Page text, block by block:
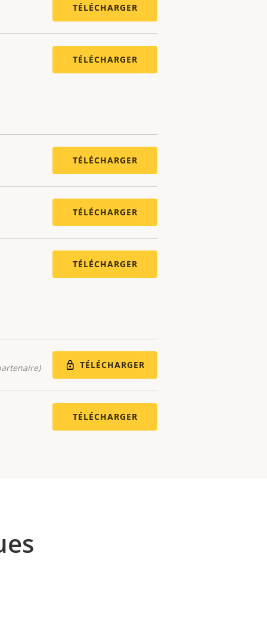
TÉLÉCHARGER
TÉLÉCHARGER
TÉLÉCHARGER
TÉLÉCHARGER
TÉLÉCHARGER
TÉLÉCHARGER
TÉLÉCHARGER